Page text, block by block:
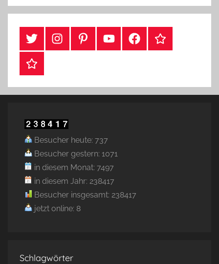
#TwitterInstagramPinterestYouTubeFacebookTikTok
Webshop
Besucher heute: 737
Besucher gestern: 1071
in diesem Monat: 7497
in diesem Jahr: 238417
Besucher insgesamt: 238417
jetzt online: 8
Schlagwörter